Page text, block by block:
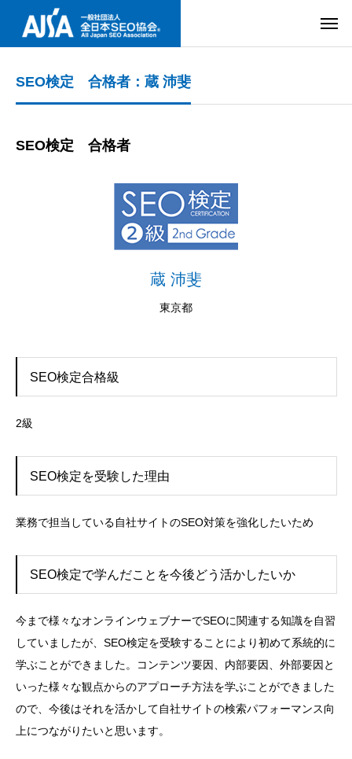
SEO検定 合格者：蔵 沛斐
SEO検定 合格者
蔵 沛斐
東京都
SEO検定合格級
2級
SEO検定を受験した理由
業務で担当している自社サイトのSEO対策を強化したいため
SEO検定で学んだことを今後どう活かしたいか
今まで様々なオンラインウェブナーでSEOに関連する知識を自習
していましたが、SEO検定を受験することにより初めて系統的に
学ぶことができました。コンテンツ要因、内部要因、外部要因と
いった様々な観点からのアプローチ方法を学ぶことができました
ので、今後はそれを活かして自社サイトの検索パフォーマンス向
上につながりたいと思います。